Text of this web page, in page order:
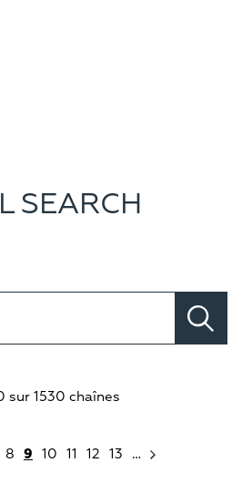
SEARCH
sur 1530 chaînes
8 9 10 11 12 13 …